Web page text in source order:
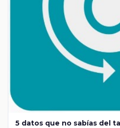
5 datos que no sabías del